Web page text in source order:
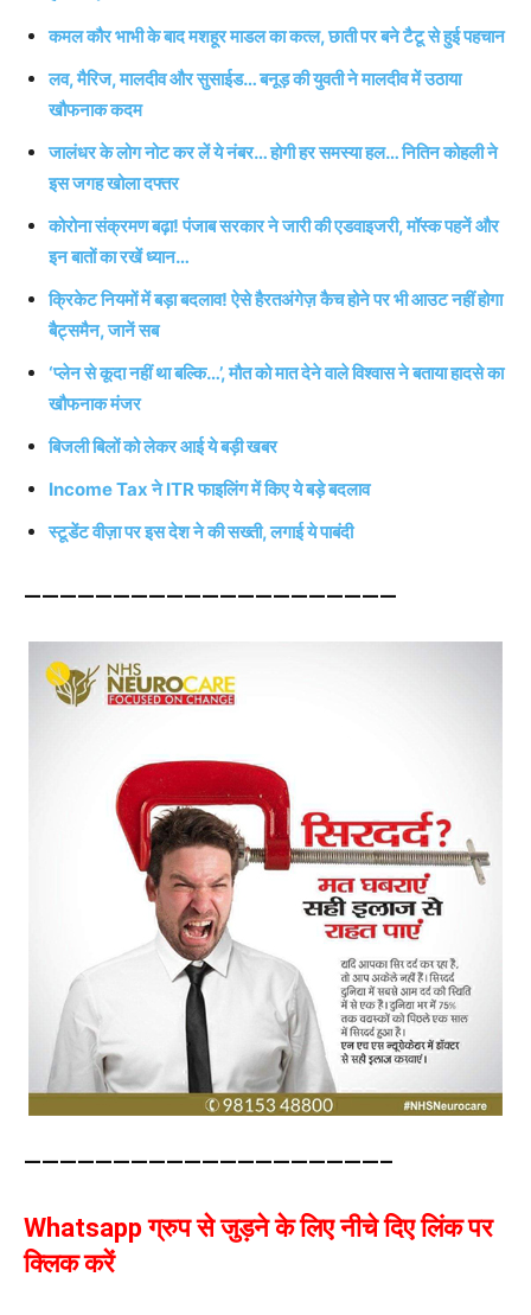
कमल कौर भाभी के बाद मशहूर माडल का कत्ल, छाती पर बने टैटू से हुई पहचान
लव, मैरिज, मालदीव और सुसाईड… बनूड़ की युवती ने मालदीव में उठाया
खौफनाक कदम
जालंधर के लोग नोट कर लें ये नंबर… होगी हर समस्या हल… नितिन कोहली ने
इस जगह खोला दफ्तर
कोरोना संक्रमण बढ़ा! पंजाब सरकार ने जारी की एडवाइजरी, मॉस्क पहनें और
इन बातों का रखें ध्यान…
क्रिकेट नियमों में बड़ा बदलाव! ऐसे हैरतअंगेज़ कैच होने पर भी आउट नहीं होगा
बैट्समैन, जानें सब
‘प्लेन से कूदा नहीं था बल्कि…’, मौत को मात देने वाले विश्वास ने बताया हादसे का
खौफनाक मंजर
बिजली बिलों को लेकर आई ये बड़ी खबर
Income Tax ने ITR फाइलिंग में किए ये बड़े बदलाव
स्टूडेंट वीज़ा पर इस देश ने की सख्ती, लगाई ये पाबंदी
—————————————————————
————————————————————–
Whatsapp ग्रुप से जुड़ने के लिए नीचे दिए लिंक पर
क्लिक करें